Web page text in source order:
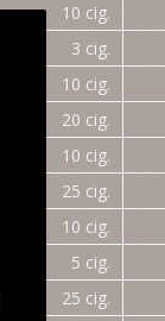
10 cig.
3 cig.
10 cig.
20 cig.
10 cig.
25 cig.
10 cig.
5 cig.
25 cig.